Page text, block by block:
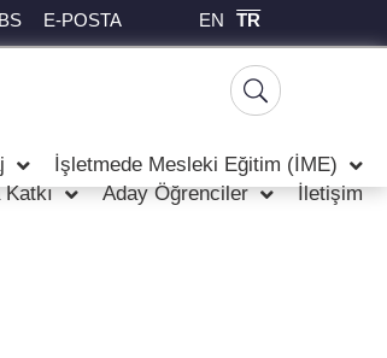
E-POSTA EN TR
İşletmede Mesleki Eğitim (İME)
Aday Öğrenciler İletişim